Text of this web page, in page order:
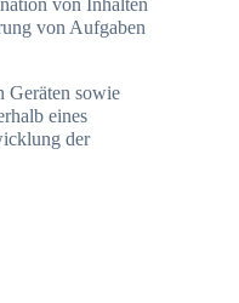
von Inhalten
von Aufgaben
Geräten sowie
eines
der